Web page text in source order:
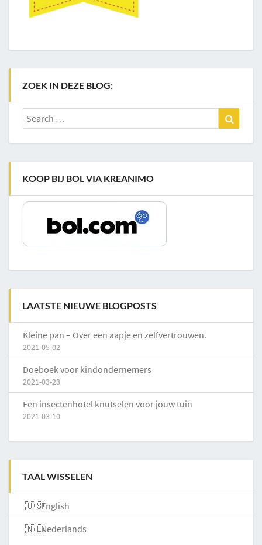
ZOEK IN DEZE BLOG:
Search
for:
KOOP BIJ BOL VIA KREANIMO
LAATSTE NIEUWE BLOGPOSTS
Kleine pan – Over een aapje en zelfvertrouwen.
2021-05-02
Doeboek voor kindondernemers
2021-03-23
Een insectenhotel knutselen voor jouw tuin
2021-03-10
TAAL WISSELEN
English
Nederlands